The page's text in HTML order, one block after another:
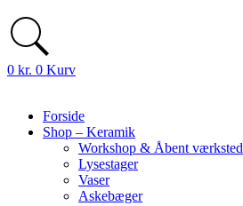
0 kr. 0 Kurv
Forside
Shop – Keramik
Workshop & Åbent værksted
Lysestager
Vaser
Askebæger